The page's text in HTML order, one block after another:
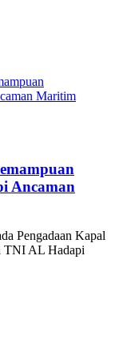
Ancaman
Pengadaan Kapal
TNI AL Hadapi